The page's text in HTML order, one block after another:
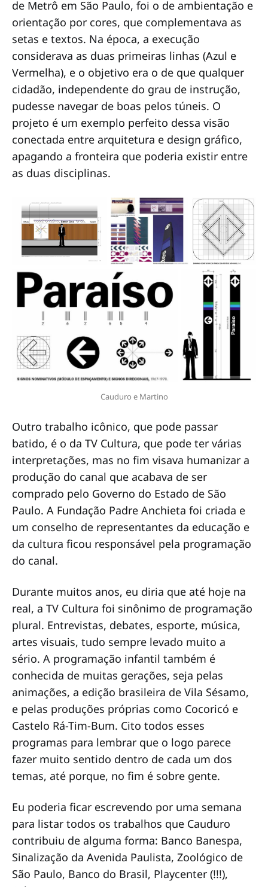
de Metrô em São Paulo, foi o de ambientação e
orientação por cores, que complementava as
setas e textos. Na época, a execução
considerava as duas primeiras linhas (Azul e
Vermelha), e o objetivo era o de que qualquer
cidadão, independente do grau de instrução,
pudesse navegar de boas pelos túneis. O
projeto é um exemplo perfeito dessa visão
conectada entre arquitetura e design gráfico,
apagando a fronteira que poderia existir entre
as duas disciplinas.
Cauduro e Martino
Outro trabalho icônico, que pode passar
batido, é o da TV Cultura, que pode ter várias
interpretações, mas no fim visava humanizar a
produção do canal que acabava de ser
comprado pelo Governo do Estado de São
Paulo. A Fundação Padre Anchieta foi criada e
um conselho de representantes da educação e
da cultura ficou responsável pela programação
do canal.
Durante muitos anos, eu diria que até hoje na
real, a TV Cultura foi sinônimo de programação
plural. Entrevistas, debates, esporte, música,
artes visuais, tudo sempre levado muito a
sério. A programação infantil também é
conhecida de muitas gerações, seja pelas
animações, a edição brasileira de Vila Sésamo,
e pelas produções próprias como Cocoricó e
Castelo Rá-Tim-Bum. Cito todos esses
programas para lembrar que o logo parece
fazer muito sentido dentro de cada um dos
temas, até porque, no fim é sobre gente.
Eu poderia ficar escrevendo por uma semana
para listar todos os trabalhos que Cauduro
contribuiu de alguma forma: Banco Banespa,
Sinalização da Avenida Paulista, Zoológico de
São Paulo, Banco do Brasil, Playcenter (!!!),